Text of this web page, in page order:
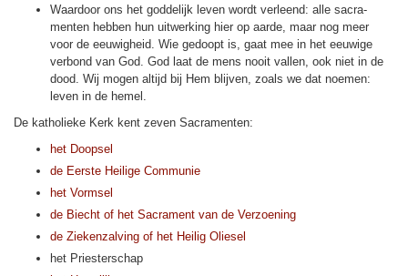
Waardoor ons het god­de­lijk leven wordt verleend: alle sacra­
menten hebben hun uit­wer­king hier op aarde, maar nog meer
voor de eeuwig­heid. Wie gedoopt is, gaat mee in het eeuwige
verbond van God. God laat de mens nooit vallen, ook niet in de
dood. Wij mogen altijd bij Hem blijven, zoals we dat noemen:
leven in de hemel.
De katho­lieke Kerk kent zeven Sacra­menten:
het Doopsel
de Eerste Heilige Communie
het Vormsel
de Biecht of het Sacra­ment van de Ver­zoe­ning
de Zie­ken­zal­ving of het Heilig Oliesel
het Pries­ter­schap